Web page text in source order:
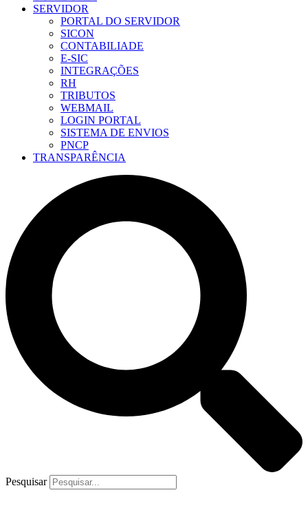
SERVIDOR
PORTAL DO SERVIDOR
SICON
CONTABILIADE
E-SIC
INTEGRAÇÕES
RH
TRIBUTOS
WEBMAIL
LOGIN PORTAL
SISTEMA DE ENVIOS
PNCP
TRANSPARÊNCIA
Pesquisar